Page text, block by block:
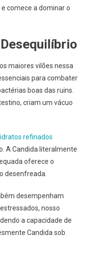
comece a dominar o
maiores vilões nessa
para combater
boas das ruins.
criam um vácuo
refinados
A Candida literalmente
oferece o
desenfreada.
desempenham
nosso
a capacidade de
Candida sob